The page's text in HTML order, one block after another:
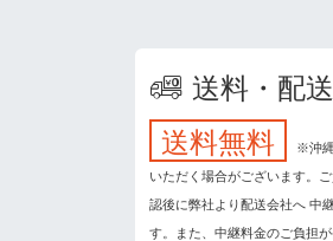
送料・配送
送料無料
※沖
いただく場合がございます。
認後に弊社より配送会社へ 中
す。また、中継料金のご負担